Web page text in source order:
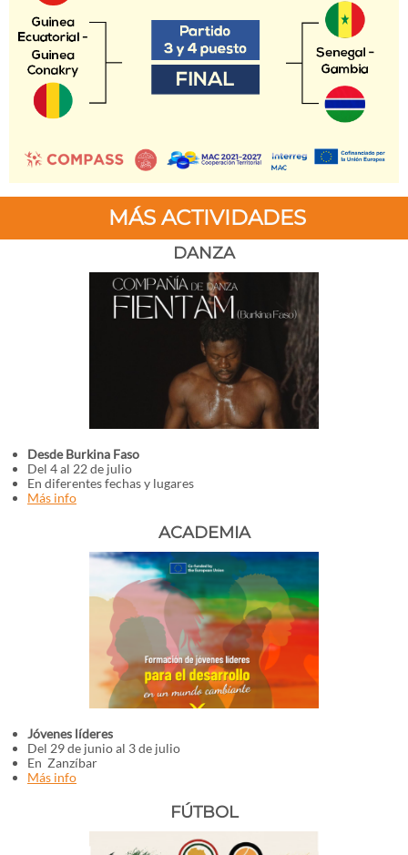
MÁS ACTIVIDADES
DANZA
Desde Burkina Faso
Del 4 al 22 de julio
En diferentes fechas y lugares
Más info
ACADEMIA
Jóvenes líderes
Del 29 de junio al 3 de julio
En Zanzíbar
Más info
FÚTBOL